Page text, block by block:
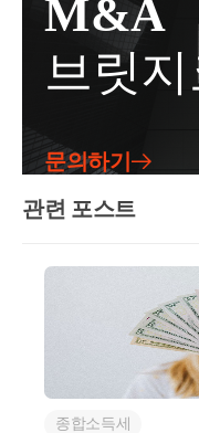
1. 1986년 1
2. 1985년
사실이 없는
② 「소득세
③ 제1항에
④ 제1항에
조세특
제97조(장
인으로 A주택에 거
x.xx. A주택 취득하
대개시- 1년 6개월
임차인(매도인) 사
게 임대보증금 반
정2. 질의내용○ 주
를 임차인으로 하는
해 임대차계약이 소
의 매도자와 체결
해당하는지서면-
1]등록일자 :
을 취득하면서 해
을 체결하여 실제 1
대차계약에 해당함
인 “서면-2022-법규
은 VD배달료 상당
수취하는 ○○서비스
산2. 질의내용○신
는 방식으로 멤버십
할인액’이 부가세
료의 공급가액에서
○부가가치세법§29
급에 대한 부가가치
다. 이 경우 대금, 요
상관없이 재화 또는
금전적 가치 있는
포함하지 아니한다
로 정하는 마일리지
결제하는 거래 등
자 임대주택을 팔고
보유특별공제 50%
득세가 추징당한
납세금 뿐만 아니라
세제혜택을 받지도
있기때문에 이를
니다. 현재 상황이
무사와 상담 후 의
전화를 주시거나
시면 됩니다!★주요
및 용역- 600건 이
세금 환급- 세무사
4,000건 이상 상담)-
및 후기 1위 (약 500
M&A
브릿
문의하기
관련 포스트
종합소득세